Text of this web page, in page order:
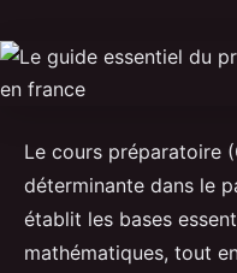
Le cours préparatoire
déterminante dans le
établit les bases
mathématiques, tout